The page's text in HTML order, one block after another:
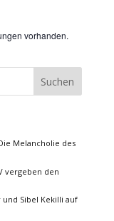
vorhanden.
Melancholie des
vergeben den
Sibel Kekilli auf